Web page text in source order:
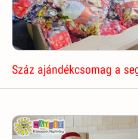
Száz ajándékcsomag a